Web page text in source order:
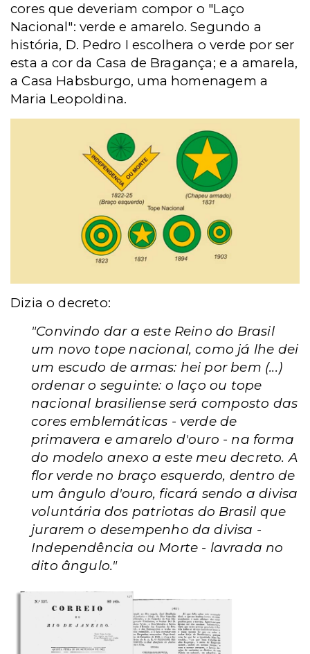
cores que deveriam compor o "Laço
Nacional": verde e amarelo. Segundo a
história, D. Pedro I escolhera o verde por ser
esta a cor da Casa de Bragança; e a amarela,
a Casa Habsburgo, uma homenagem a
Maria Leopoldina.
Dizia o decreto:
"Convindo dar a este Reino do Brasil
um novo tope nacional, como já lhe dei
um escudo de armas: hei por bem (...)
ordenar o seguinte: o laço ou tope
nacional brasiliense será composto das
cores emblemáticas - verde de
primavera e amarelo d'ouro - na forma
do modelo anexo a este meu decreto. A
flor verde no braço esquerdo, dentro de
um ângulo d'ouro, ficará sendo a divisa
voluntária dos patriotas do Brasil que
jurarem o desempenho da divisa -
Independência ou Morte - lavrada no
dito ângulo."